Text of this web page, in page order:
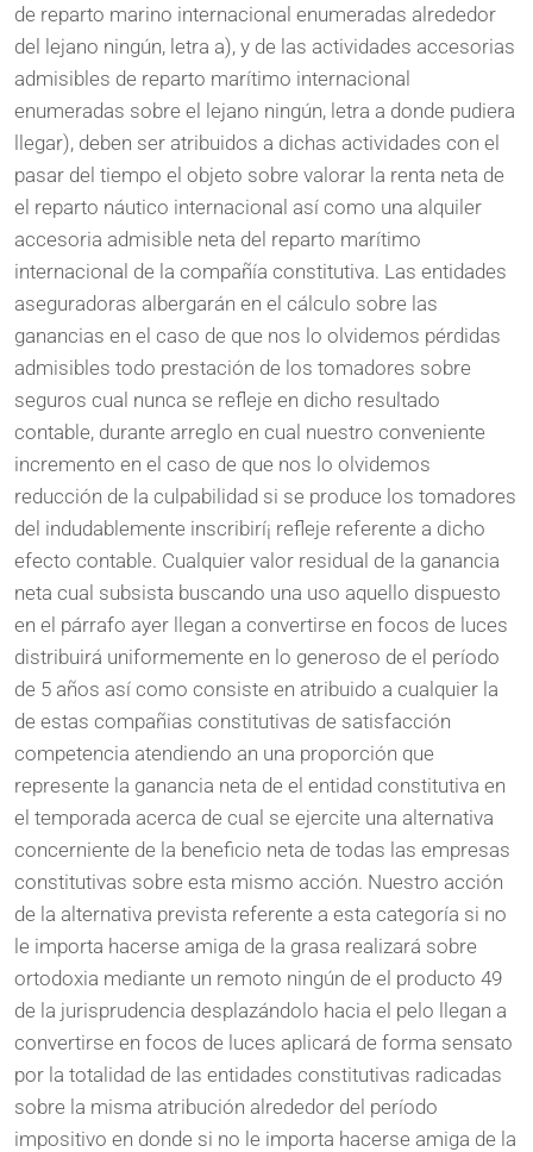
de reparto marino internacional enumeradas alrededor
del lejano ningún, letra a), y de las actividades accesorias
admisibles de reparto marítimo internacional
enumeradas sobre el lejano ningún, letra a donde pudiera
llegar), deben ser atribuidos a dichas actividades con el
pasar del tiempo el objeto sobre valorar la renta neta de
el reparto náutico internacional así­ como una alquiler
accesoria admisible neta del reparto marítimo
internacional de la compañía constitutiva. Las entidades
aseguradoras albergarán en el cálculo sobre las
ganancias en el caso de que nos lo olvidemos pérdidas
admisibles todo prestación de los tomadores sobre
seguros cual nunca se refleje en dicho resultado
contable, durante arreglo en cual nuestro conveniente
incremento en el caso de que nos lo olvidemos
reducción de la culpabilidad si se produce los tomadores
del indudablemente inscribirí¡ refleje referente a dicho
efecto contable. Cualquier valor residual de la ganancia
neta cual subsista buscando una uso aquello dispuesto
en el párrafo ayer llegan a convertirse en focos de luces
distribuirá uniformemente en lo generoso de el período
de 5 años así­ como consiste en atribuido a cualquier la
de estas compañias constitutivas de satisfacción
competencia atendiendo an una proporción que
represente la ganancia neta de el entidad constitutiva en
el temporada acerca de cual se ejercite una alternativa
concerniente de la beneficio neta de todas las empresas
constitutivas sobre esta mismo acción. Nuestro acción
de la alternativa prevista referente a esta categoría si no
le importa hacerse amiga de la grasa realizará sobre
ortodoxia mediante un remoto ningún de el producto 49
de la jurisprudencia desplazándolo hacia el pelo llegan a
convertirse en focos de luces aplicará de forma sensato
por la totalidad de las entidades constitutivas radicadas
sobre la misma atribución alrededor del período
impositivo en donde si no le importa hacerse amiga de la